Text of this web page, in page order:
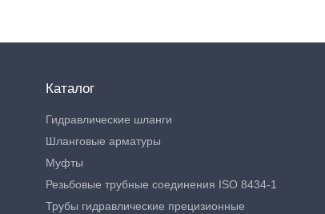
Каталог
Гидравлические шланги
Шланговые арматуры
Муфты
Резьбовые трубные соединения ISO 8434-1
Трубы гидравлические прецизионные